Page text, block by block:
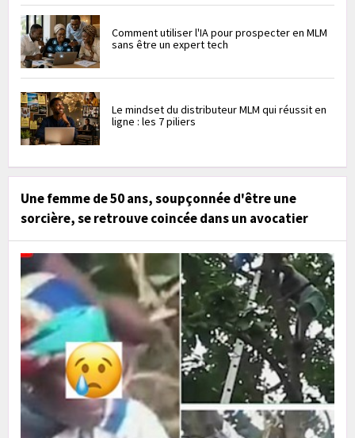
Comment utiliser l'IA pour prospecter en MLM
sans être un expert tech
Le mindset du distributeur MLM qui réussit en
ligne : les 7 piliers
Une femme de 50 ans, soupçonnée d'être une
sorcière, se retrouve coincée dans un avocatier